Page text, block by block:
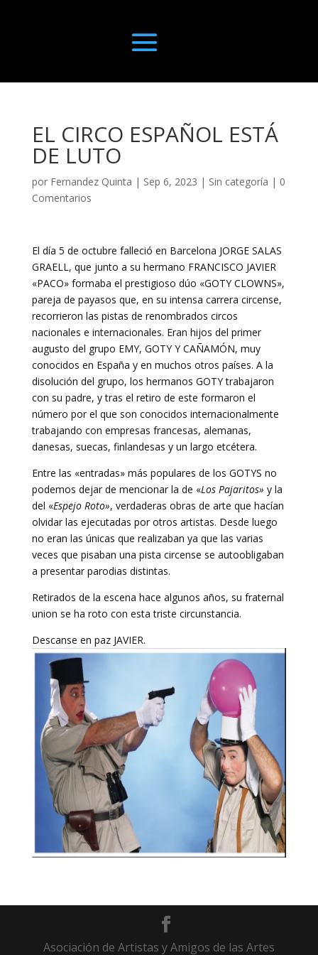
EL CIRCO ESPAÑOL ESTÁ
DE LUTO
por Fernandez Quinta | Sep 6, 2023 | Sin categoría | 0
Comentarios
El día 5 de octubre falleció en Barcelona JORGE SALAS
GRAELL, que junto a su hermano FRANCISCO JAVIER
«PACO» formaba el prestigioso dúo «GOTY CLOWNS»,
pareja de payasos que, en su intensa carrera circense,
recorrieron las pistas de renombrados circos
nacionales e internacionales. Eran hijos del primer
augusto del grupo EMY, GOTY Y CAÑAMÓN, muy
conocidos en España y en muchos otros países. A la
disolución del grupo, los hermanos GOTY trabajaron
con su padre, y tras el retiro de este formaron el
número por el que son conocidos internacionalmente
trabajando con empresas francesas, alemanas,
danesas, suecas, finlandesas y un largo etcétera.
Entre las «entradas» más populares de los GOTYS no
podemos dejar de mencionar la de «Los Pajaritos» y la
del «Espejo Roto», verdaderas obras de arte que hacían
olvidar las ejecutadas por otros artistas. Desde luego
no eran las únicas que realizaban ya que las varias
veces que pisaban una pista circense se autoobligaban
a presentar parodias distintas.
Retirados de la escena hace algunos años, su fraternal
union se ha roto con esta triste circunstancia.
Descanse en paz JAVIER.
Asociación de Artistas y Amigos de las Artes